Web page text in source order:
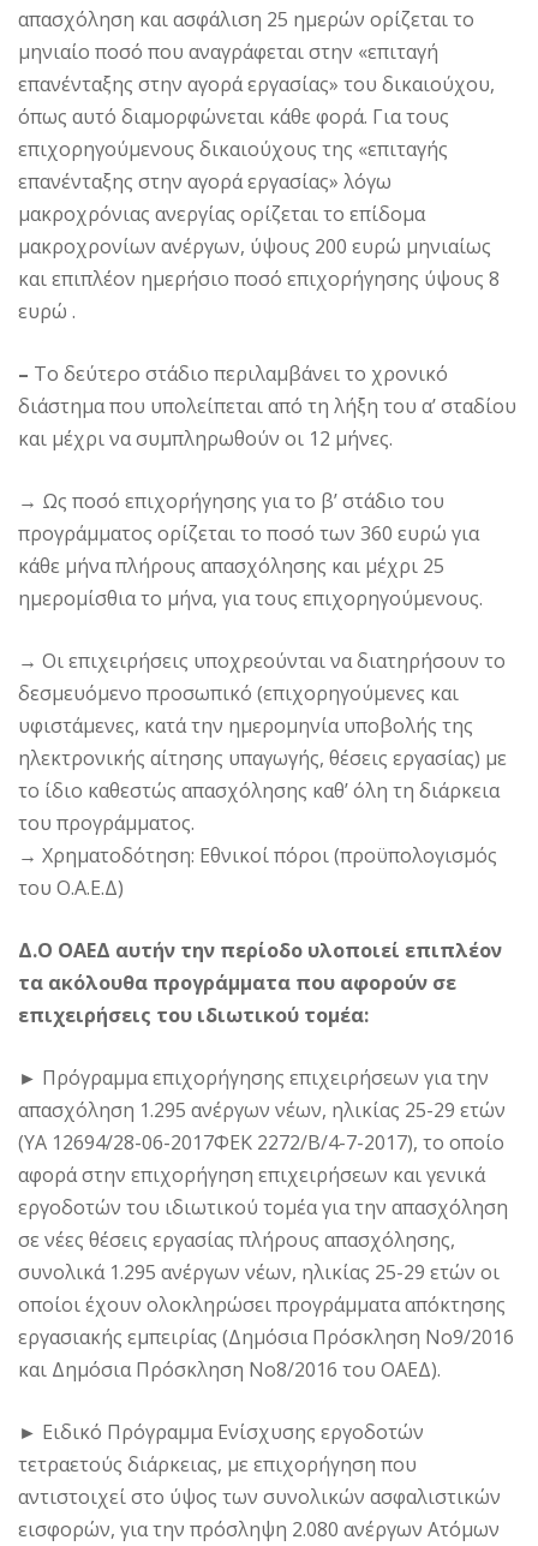
απασχόληση και ασφάλιση 25 ημερών ορίζεται το
μηνιαίο ποσό που αναγράφεται στην «επιταγή
επανένταξης στην αγορά εργασίας» του δικαιούχου,
όπως αυτό διαμορφώνεται κάθε φορά. Για τους
επιχορηγούμενους δικαιούχους της «επιταγής
επανένταξης στην αγορά εργασίας» λόγω
μακροχρόνιας ανεργίας ορίζεται το επίδομα
μακροχρονίων ανέργων, ύψους 200 ευρώ μηνιαίως
και επιπλέον ημερήσιο ποσό επιχορήγησης ύψους 8
ευρώ .
– Το δεύτερο στάδιο περιλαμβάνει το χρονικό
διάστημα που υπολείπεται από τη λήξη του α’ σταδίου
και μέχρι να συμπληρωθούν οι 12 μήνες.
→ Ως ποσό επιχορήγησης για το β’ στάδιο του
προγράμματος ορίζεται το ποσό των 360 ευρώ για
κάθε μήνα πλήρους απασχόλησης και μέχρι 25
ημερομίσθια το μήνα, για τους επιχορηγούμενους.
→ Οι επιχειρήσεις υποχρεούνται να διατηρήσουν το
δεσμευόμενο προσωπικό (επιχορηγούμενες και
υφιστάμενες, κατά την ημερομηνία υποβολής της
ηλεκτρονικής αίτησης υπαγωγής, θέσεις εργασίας) με
το ίδιο καθεστώς απασχόλησης καθ’ όλη τη διάρκεια
του προγράμματος.
→ Χρηματοδότηση: Εθνικοί πόροι (προϋπολογισμός
του Ο.Α.Ε.Δ)
Δ.Ο ΟΑΕΔ αυτήν την περίοδο υλοποιεί επιπλέον
τα ακόλουθα προγράμματα που αφορούν σε
επιχειρήσεις του ιδιωτικού τομέα:
► Πρόγραμμα επιχορήγησης επιχειρήσεων για την
απασχόληση 1.295 ανέργων νέων, ηλικίας 25-29 ετών
(YA 12694/28-06-2017ΦEK 2272/Β/4-7-2017), το οποίο
αφορά στην επιχορήγηση επιχειρήσεων και γενικά
εργοδοτών του ιδιωτικού τομέα για την απασχόληση
σε νέες θέσεις εργασίας πλήρους απασχόλησης,
συνολικά 1.295 ανέργων νέων, ηλικίας 25-29 ετών οι
οποίοι έχουν ολοκληρώσει προγράμματα απόκτησης
εργασιακής εμπειρίας (Δημόσια Πρόσκληση Νο9/2016
και Δημόσια Πρόσκληση Νο8/2016 του ΟΑΕΔ).
► Ειδικό Πρόγραμμα Ενίσχυσης εργοδοτών
τετραετούς διάρκειας, με επιχορήγηση που
αντιστοιχεί στο ύψος των συνολικών ασφαλιστικών
εισφορών, για την πρόσληψη 2.080 ανέργων Ατόμων